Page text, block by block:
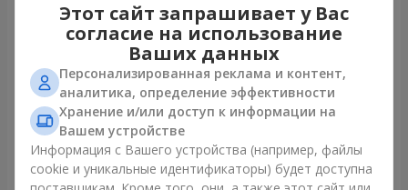
Букет "Сказка моей жизни"
2 399 грн
Заказать
Корзина "Ангелочек"
Заказать
Этот сайт запрашивает у Вас
согласие на использование
Ваших данных
Персонализированная реклама и контент,
аналитика, определение эффективности
Хранение и/или доступ к информации на
Вашем устройстве
Информация с Вашего устройства (например, файлы
cookie и уникальные идентификаторы) будет доступна